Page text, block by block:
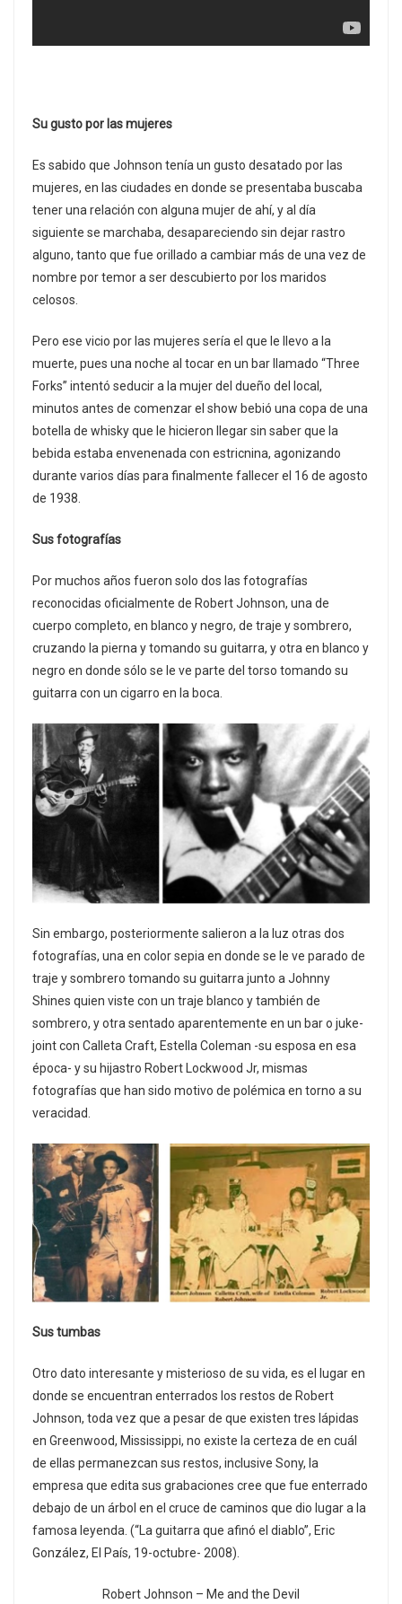
Su gusto por las mujeres
Es sabido que Johnson tenía un gusto desatado por las
mujeres, en las ciudades en donde se presentaba buscaba
tener una relación con alguna mujer de ahí, y al día
siguiente se marchaba, desapareciendo sin dejar rastro
alguno, tanto que fue orillado a cambiar más de una vez de
nombre por temor a ser descubierto por los maridos
celosos.
Pero ese vicio por las mujeres sería el que le llevo a la
muerte, pues una noche al tocar en un bar llamado “Three
Forks” intentó seducir a la mujer del dueño del local,
minutos antes de comenzar el show bebió una copa de una
botella de whisky que le hicieron llegar sin saber que la
bebida estaba envenenada con estricnina, agonizando
durante varios días para finalmente fallecer el 16 de agosto
de 1938.
Sus fotografías
Por muchos años fueron solo dos las fotografías
reconocidas oficialmente de Robert Johnson, una de
cuerpo completo, en blanco y negro, de traje y sombrero,
cruzando la pierna y tomando su guitarra, y otra en blanco y
negro en donde sólo se le ve parte del torso tomando su
guitarra con un cigarro en la boca.
Sin embargo, posteriormente salieron a la luz otras dos
fotografías, una en color sepia en donde se le ve parado de
traje y sombrero tomando su guitarra junto a Johnny
Shines quien viste con un traje blanco y también de
sombrero, y otra sentado aparentemente en un bar o juke-
joint con Calleta Craft, Estella Coleman -su esposa en esa
época- y su hijastro Robert Lockwood Jr, mismas
fotografías que han sido motivo de polémica en torno a su
veracidad.
Sus tumbas
Otro dato interesante y misterioso de su vida, es el lugar en
donde se encuentran enterrados los restos de Robert
Johnson, toda vez que a pesar de que existen tres lápidas
en Greenwood, Mississippi, no existe la certeza de en cuál
de ellas permanezcan sus restos, inclusive Sony, la
empresa que edita sus grabaciones cree que fue enterrado
debajo de un árbol en el cruce de caminos que dio lugar a la
famosa leyenda. (“La guitarra que afinó el diablo”, Eric
González, El País, 19-octubre- 2008).
Robert Johnson – Me and the Devil